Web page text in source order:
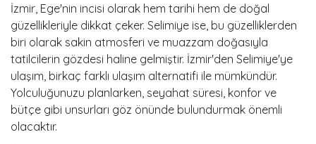
İzmir, Ege'nin incisi olarak hem tarihi hem de doğal
güzellikleriyle dikkat çeker. Selimiye ise, bu güzelliklerden
biri olarak sakin atmosferi ve muazzam doğasıyla
tatilcilerin gözdesi haline gelmiştir. İzmir'den Selimiye'ye
ulaşım, birkaç farklı ulaşım alternatifi ile mümkündür.
Yolculuğunuzu planlarken, seyahat süresi, konfor ve
bütçe gibi unsurları göz önünde bulundurmak önemli
olacaktır.